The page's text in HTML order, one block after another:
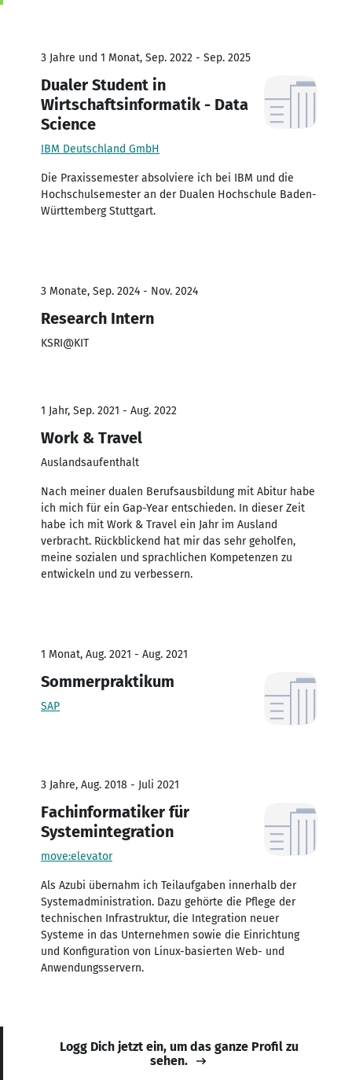
3 Jahre und 1 Monat, Sep. 2022 - Sep. 2025
Dualer Student in
Wirtschaftsinformatik - Data
Science
IBM Deutschland GmbH
Die Praxissemester absolviere ich bei IBM und die
Hochschulsemester an der Dualen Hochschule Baden-
Württemberg Stuttgart.
3 Monate, Sep. 2024 - Nov. 2024
Research Intern
KSRI@KIT
1 Jahr, Sep. 2021 - Aug. 2022
Work & Travel
Auslandsaufenthalt
Nach meiner dualen Berufsausbildung mit Abitur habe
ich mich für ein Gap-Year entschieden. In dieser Zeit
habe ich mit Work & Travel ein Jahr im Ausland
verbracht. Rückblickend hat mir das sehr geholfen,
meine sozialen und sprachlichen Kompetenzen zu
entwickeln und zu verbessern.
1 Monat, Aug. 2021 - Aug. 2021
Sommerpraktikum
SAP
3 Jahre, Aug. 2018 - Juli 2021
Fachinformatiker für
Systemintegration
move:elevator
Als Azubi übernahm ich Teilaufgaben innerhalb der
Systemadministration. Dazu gehörte die Pflege der
technischen Infrastruktur, die Integration neuer
Systeme in das Unternehmen sowie die Einrichtung
und Konfiguration von Linux-basierten Web- und
Anwendungsservern.
Logg Dich jetzt ein, um das ganze Profil zu
sehen.